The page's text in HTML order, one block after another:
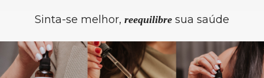
Sinta-se melhor, reequilibre sua saúde